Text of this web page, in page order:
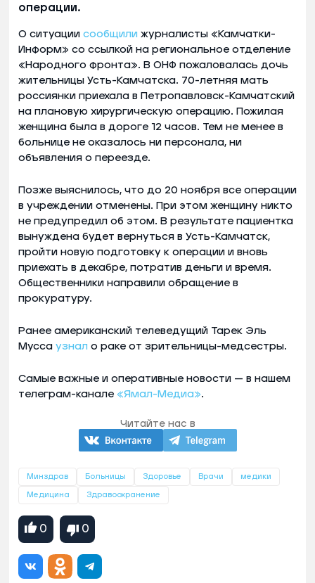
операции.
О ситуации сообщили журналисты «Камчатки-
Информ» со ссылкой на региональное отделение
«Народного фронта». В ОНФ пожаловалась дочь
жительницы Усть-Камчатска. 70-летняя мать
россиянки приехала в Петропавловск-Камчатский
на плановую хирургическую операцию. Пожилая
женщина была в дороге 12 часов. Тем не менее в
больнице не оказалось ни персонала, ни
объявления о переезде.
Позже выяснилось, что до 20 ноября все операции
в учреждении отменены. При этом женщину никто
не предупредил об этом. В результате пациентка
вынуждена будет вернуться в Усть-Камчатск,
пройти новую подготовку к операции и вновь
приехать в декабре, потратив деньги и время.
Общественники направили обращение в
прокуратуру.
Ранее американский телеведущий Тарек Эль
Мусса узнал о раке от зрительницы-медсестры.
Самые важные и оперативные новости — в нашем
телеграм-канале «Ямал-Медиа».
Читайте нас в
Минздрав Больницы Здоровье Врачи медики
Медицина Здравоохранение
0 0